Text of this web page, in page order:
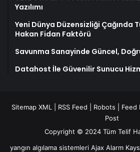
Yazılımı
Yeni Dünya Düzensizliği Çağında
Hakan Fidan Faktörü
Savunma Sanayinde Güncel,
Datahost İle Güvenilir Sunucu
Sitemap XML RSS Feed Robots Feed
Post
Copyright © 2024 Tüm Telif
yangın algılama sistemleri Ajax Alarm